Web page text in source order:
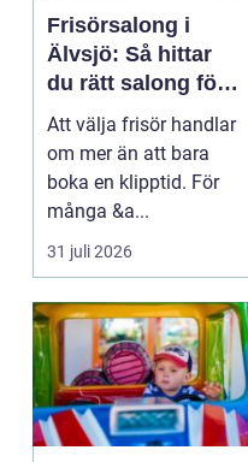
Frisörsalong i
Älvsjö: Så hittar
du rätt salong för
din stil och vardag
Att välja frisör handlar
om mer än att bara
boka en klipptid. För
många &a...
31 juli 2026